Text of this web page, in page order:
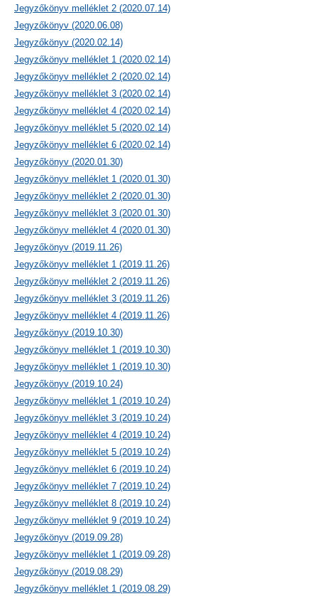
Jegyzőkönyv melléklet 2 (2020.07.14)
Jegyzőkönyv (2020.06.08)
Jegyzőkönyv (2020.02.14)
Jegyzőkönyv melléklet 1 (2020.02.14)
Jegyzőkönyv melléklet 2 (2020.02.14)
Jegyzőkönyv melléklet 3 (2020.02.14)
Jegyzőkönyv melléklet 4 (2020.02.14)
Jegyzőkönyv melléklet 5 (2020.02.14)
Jegyzőkönyv melléklet 6 (2020.02.14)
Jegyzőkönyv (2020.01.30)
Jegyzőkönyv melléklet 1 (2020.01.30)
Jegyzőkönyv melléklet 2 (2020.01.30)
Jegyzőkönyv melléklet 3 (2020.01.30)
Jegyzőkönyv melléklet 4 (2020.01.30)
Jegyzőkönyv (2019.11.26)
Jegyzőkönyv melléklet 1 (2019.11.26)
Jegyzőkönyv melléklet 2 (2019.11.26)
Jegyzőkönyv melléklet 3 (2019.11.26)
Jegyzőkönyv melléklet 4 (2019.11.26)
Jegyzőkönyv (2019.10.30)
Jegyzőkönyv melléklet 1 (2019.10.30)
Jegyzőkönyv melléklet 1 (2019.10.30)
Jegyzőkönyv (2019.10.24)
Jegyzőkönyv melléklet 1 (2019.10.24)
Jegyzőkönyv melléklet 3 (2019.10.24)
Jegyzőkönyv melléklet 4 (2019.10.24)
Jegyzőkönyv melléklet 5 (2019.10.24)
Jegyzőkönyv melléklet 6 (2019.10.24)
Jegyzőkönyv melléklet 7 (2019.10.24)
Jegyzőkönyv melléklet 8 (2019.10.24)
Jegyzőkönyv melléklet 9 (2019.10.24)
Jegyzőkönyv (2019.09.28)
Jegyzőkönyv melléklet 1 (2019.09.28)
Jegyzőkönyv (2019.08.29)
Jegyzőkönyv melléklet 1 (2019.08.29)